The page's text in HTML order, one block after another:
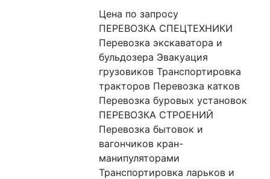
Цена по запросу
ПЕРЕВОЗКА СПЕЦТЕХНИКИ
Перевозка экскаватора и
бульдозера Эвакуация
грузовиков Транспортировка
тракторов Перевозка катков
Перевозка буровых установок
ПЕРЕВОЗКА СТРОЕНИЙ
Перевозка бытовок и
вагончиков кран-
манипуляторами
Транспортировка ларьков и